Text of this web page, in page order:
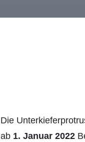
Die
ab 1. Januar 2022